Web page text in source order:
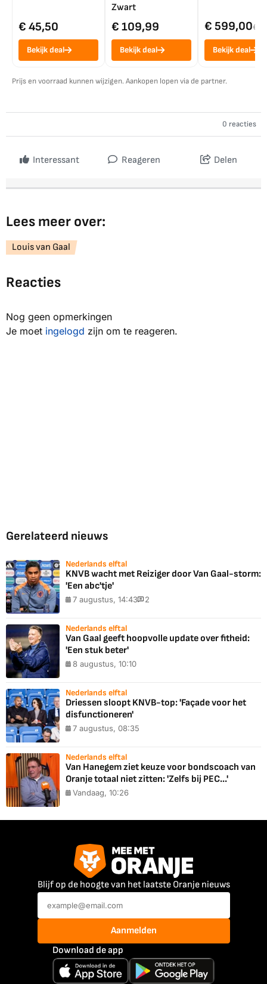
€ 45,50
Bekijk deal
Zwart
€ 109,99
Bekijk deal
€ 599,00€
Bekijk deal
Prijs en voorraad kunnen wijzigen. Aankopen lopen via de partner.
0 reacties
Interessant Reageren Delen
Lees meer over:
Louis van Gaal
Reacties
Nog geen opmerkingen
Je moet ingelogd zijn om te reageren.
Gerelateerd nieuws
Nederlands elftal
KNVB wacht met Reiziger door Van Gaal-storm:
'Een abc'tje'
7 augustus, 14:43 2
Nederlands elftal
Van Gaal geeft hoopvolle update over fitheid:
'Een stuk beter'
8 augustus, 10:10
Nederlands elftal
Driessen sloopt KNVB-top: 'Façade voor het
disfunctioneren'
7 augustus, 08:35
Nederlands elftal
Van Hanegem ziet keuze voor bondscoach van
Oranje totaal niet zitten: 'Zelfs bij PEC...'
Vandaag, 10:26
Blijf op de hoogte van het laatste Oranje nieuws
Aanmelden
Download de app